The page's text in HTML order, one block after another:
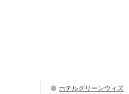
ホテルグリーンウィズ